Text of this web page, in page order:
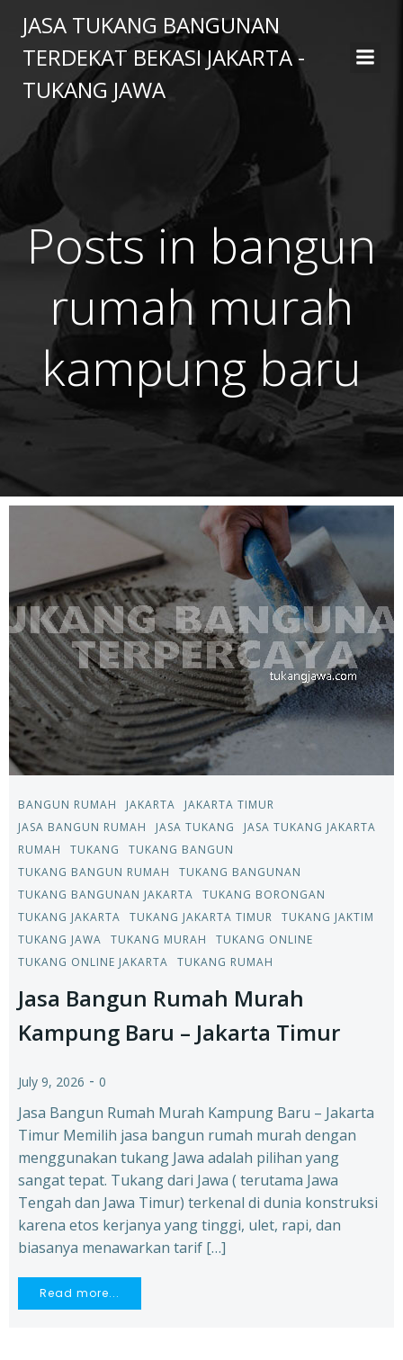
to
content
JASA TUKANG BANGUNAN
TERDEKAT BEKASI JAKARTA -
TUKANG JAWA
Posts in bangun
rumah murah
kampung baru
BANGUN RUMAH JAKARTA
JAKARTA TIMUR
JASA BANGUN RUMAH
JASA TUKANG
JASA TUKANG JAKARTA
RUMAH
TUKANG
TUKANG BANGUN
TUKANG BANGUN RUMAH
TUKANG BANGUNAN
TUKANG BANGUNAN JAKARTA
TUKANG BORONGAN
TUKANG JAKARTA
TUKANG JAKARTA TIMUR
TUKANG JAKTIM
TUKANG JAWA
TUKANG MURAH
TUKANG ONLINE
TUKANG ONLINE JAKARTA
TUKANG RUMAH
Jasa Bangun Rumah Murah
Kampung Baru – Jakarta Timur
July 9, 2026 - 0
Jasa Bangun Rumah Murah Kampung Baru – Jakarta
Timur Memilih jasa bangun rumah murah dengan
menggunakan tukang Jawa adalah pilihan yang
sangat tepat. Tukang dari Jawa ( terutama Jawa
Tengah dan Jawa Timur) terkenal di dunia konstruksi
karena etos kerjanya yang tinggi, ulet, rapi, dan
biasanya menawarkan tarif […]
Read more...